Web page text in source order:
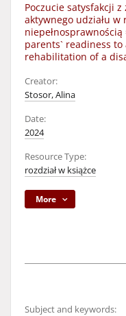
Poczucie satysfakcji
aktywnego udziału
parents` readiness
rehabilitation of a
Creator:
Stosor, Alina
Date:
2024
Resource Type:
rozdział w książce
More
Subject and keywords: